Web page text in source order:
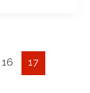
16 17